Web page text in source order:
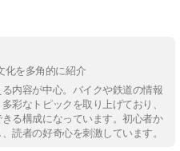
化を多角的に紹介
内容が中心。バイクや鉄道の情報
彩なトピックを取り上げており、
る構成になっています。初心者か
読者の好奇心を刺激しています。